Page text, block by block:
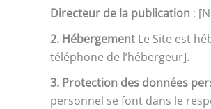
Directeur de la publication :
2. Hébergement Le Site est
téléphone de l’hébergeur].
3. Protection des données
personnel se font dans le